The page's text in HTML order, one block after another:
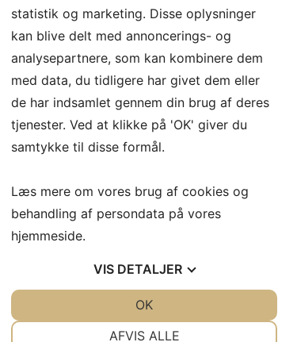
schmelling FUR
schmelling CASHMERE
schmelling UNICA
schmelling INTERIOR
Der udsendes nyhedsbrev 4-6 gange
årligt. Tilmeldingen her bruges ikke til
statistik og marketing. Disse oplysninger
kan blive delt med annoncerings- og
analysepartnere, som kan kombinere dem
med data, du tidligere har givet dem eller
de har indsamlet gennem din brug af deres
tjenester. Ved at klikke på 'OK' giver du
samtykke til disse formål.
Læs mere om vores brug af cookies og
behandling af persondata på vores
hjemmeside.
VIS DETALJER
AFVIS ALLE
OK